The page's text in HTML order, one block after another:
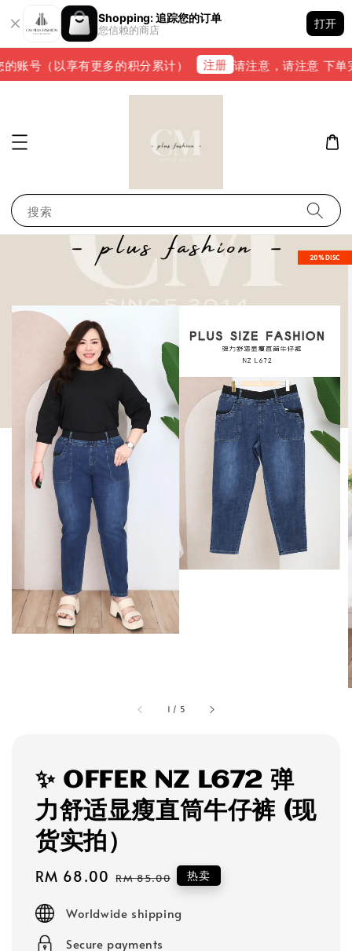
Shopping: 追踪您的订单
您信赖的商店
打开
账号（以享有更多的积分累计） 注册 请注意，请注意 下单
搜索
1 / 5
20%DISC
✨ OFFER NZ L672 弹
力舒适显瘦直筒牛仔裤 (现
货实拍）
Sale
RM 68.00 Regular
RM 85.00 热卖
Worldwide shipping
Secure payments